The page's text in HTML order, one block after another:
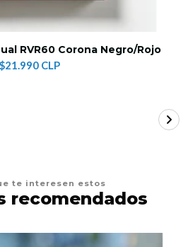
RVR60 Corona Negro/Rojo
$21.990 CLP
te interesen estos
recomendados